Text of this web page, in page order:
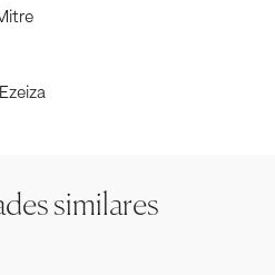
similares